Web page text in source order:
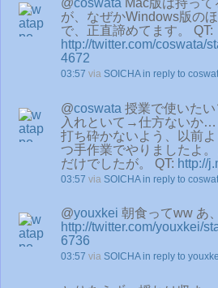
@coswata Mac版は持っ
が、なぜかWindows版の
で、正直諦めてます。 QT:
http://twitter.com/coswata/
4672
03:57 via SOICHA in reply to
@coswata 授業で使いた
入れといて→仕方ないか…
打ち砕かないよう、以前
つ手作業でやりましたよ
だけでしたが。 QT: http://
03:57 via SOICHA in reply to
@youxkei 朝食ってww あ
http://twitter.com/youxkei/
6736
03:57 via SOICHA in reply to